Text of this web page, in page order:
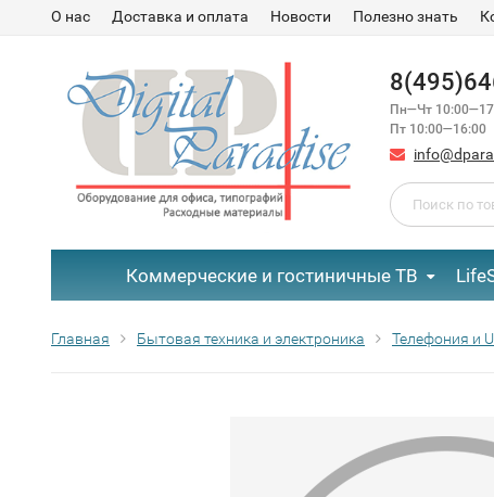
О нас Доставка и оплата Новости Полезно знать
Пн—Чт
Пт 10:00—16:00
Коммерческие и гостиничные ТВ
Главная Бытовая техника и электроника Телефония и